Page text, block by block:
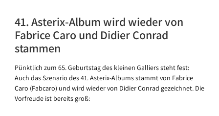
41. Asterix-Album wird wieder von
Fabrice Caro und Didier Conrad
stammen
Pünktlich zum 65. Geburtstag des kleinen Galliers steht fest:
Auch das Szenario des 41. Asterix-Albums stammt von Fabrice
Caro (Fabcaro) und wird wieder von Didier Conrad gezeichnet. Die
Vorfreude ist bereits groß: